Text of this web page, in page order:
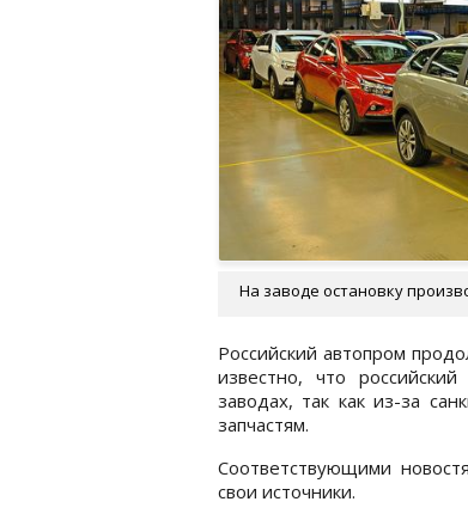
На заводе остановку
Российский автопром
известно, что
заводах, так как из-за
запчастям.
Соответствующими
свои источники.